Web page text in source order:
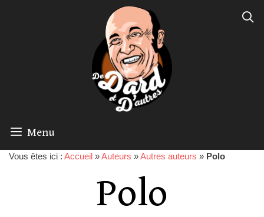
Menu
Vous êtes ici : Accueil »Auteurs »Autres auteurs » Polo
Polo